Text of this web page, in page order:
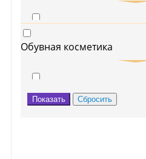
Хозяйственные товары
Губки Мочалки Скребки
Тряпки и Салфетки
Обувная косметика
Ролики для одежды